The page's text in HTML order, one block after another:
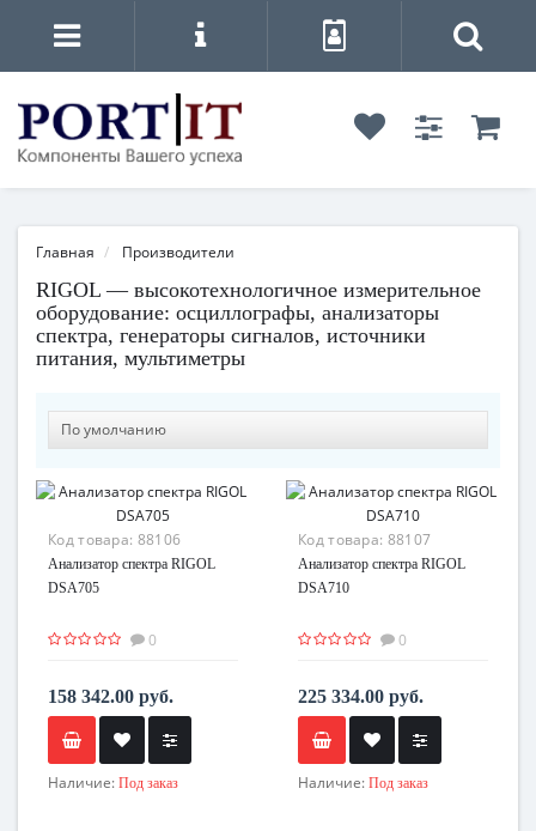
Главная Производители
RIGOL — высокотехнологичное измерительное
оборудование: осциллографы, анализаторы
спектра, генераторы сигналов, источники
питания, мультиметры
Код товара: 88106
Анализатор спектра RIGOL
DSA705
0
158 342.00 руб.
Наличие: Под заказ
Код товара: 88107
Анализатор спектра RIGOL
DSA710
0
225 334.00 руб.
Наличие: Под заказ